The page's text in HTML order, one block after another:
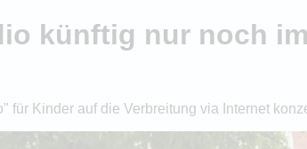
künftig nur noch
für Kinder auf die Verbreitung via Internet